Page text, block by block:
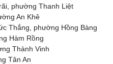
phường Thanh Liệt
An Khê
Thắng, phường Hồng Bàng
Hàm Rồng
Thành Vinh
Tân An